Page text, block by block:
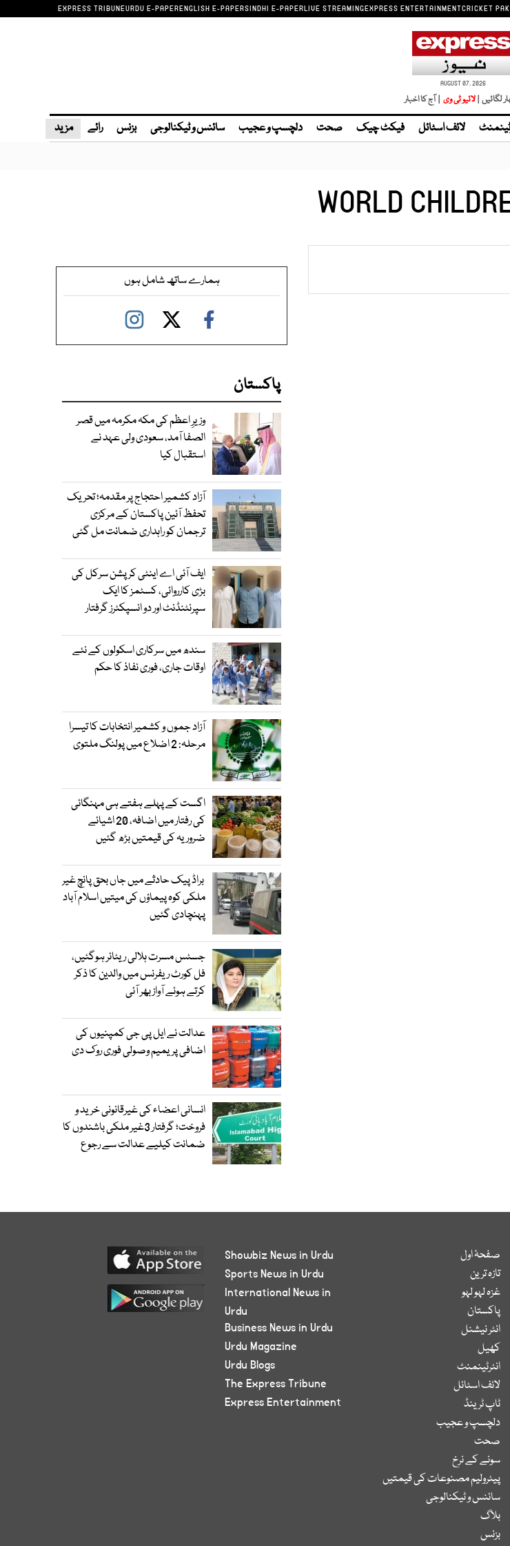
EXPRESS TRIBUNEURDU E-PAPERENGLISH E-PAPERSINDHI E-PAPERLIVE STREAMINGEXPRESS ENTERTAINMENTCRICKET
AUGUST 07, 2026
لگائیں | | آج کا اخبار
لائف اسٹائل فیکٹ چیک صحت دلچسپ و عجیب سائنس و ٹیکنالوجی بزنس رائے مزید
WORLD
ہمارے ساتھ شامل ہوں
پاکستان
وزیرِ اعظم کی مکہ مکرمہ میں قصر
الصفا آمد، سعودی ولی عہد نے
استقبال کیا
آزاد کشمیر احتجاج پر مقدمہ؛ تحریک
تحفظ آئین پاکستان کے مرکزی
ترجمان کو راہداری ضمانت مل گئی
ایف آئی اے اینٹی کرپشن سرکل کی
بڑی کارروائی، کسٹمز کا ایک
سپرنٹنڈنٹ اور دو انسپکٹرز گرفتار
سندھ میں سرکاری اسکولوں کے نئے
اوقات جاری، فوری نفاذ کا حکم
آزاد جموں و کشمیر انتخابات کا تیسرا
مرحلہ: 2 اضلاع میں پولنگ ملتوی
اگست کے پہلے ہفتے ہی مہنگائی
کی رفتار میں اضافہ، 20 اشیائے
ضروریہ کی قیمتیں بڑھ گئیں
براڈ پیک حادثے میں جاں بحق پانچ غیر
ملکی کوہ پیماؤں کی میتیں اسلام آباد
پہنچادی گئیں
جسٹس مسرت ہلالی ریٹائر ہوگئیں،
فل کورٹ ریفرنس میں والدین کا ذکر
کرتے ہوئے آواز بھر آئی
عدالت نے ایل پی جی کمپنیوں کی
اضافی پریمیم وصولی فوری روک دی
انسانی اعضاء کی غیرقانونی خرید و
فروخت؛ گرفتار 3غیر ملکی باشندوں کا
ضمانت کیلیے عدالت سے رجوع
صفحۂ اول
تازہ ترین
غزہ لہو لہو
پاکستان
انٹر نیشنل
کھیل
انٹرٹینمنٹ
لائف اسٹائل
ٹاپ ٹرینڈ
دلچسپ و عجیب
صحت
سونے کے نرخ
پیٹرولیم مصنوعات کی قیمتیں
سائنس و ٹیکنالوجی
بلاگ
بزنس
Showbiz News in Urdu
Sports News in Urdu
International News in
Urdu
Business News in Urdu
Urdu Magazine
Urdu Blogs
The Express Tribune
Express Entertainment